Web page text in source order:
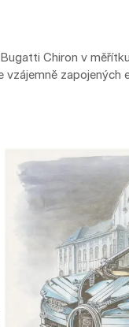
Chiron v